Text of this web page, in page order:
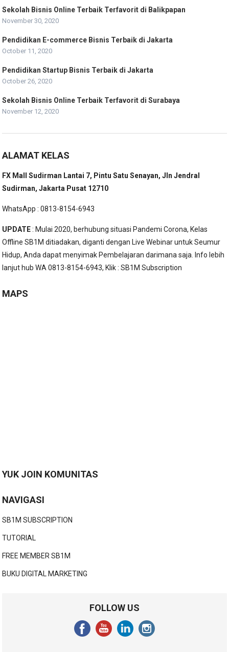
Sekolah Bisnis Online Terbaik Terfavorit di Balikpapan
November 30, 2020
Pendidikan E-commerce Bisnis Terbaik di Jakarta
October 11, 2020
Pendidikan Startup Bisnis Terbaik di Jakarta
October 26, 2020
Sekolah Bisnis Online Terbaik Terfavorit di Surabaya
November 12, 2020
ALAMAT KELAS
FX Mall Sudirman Lantai 7, Pintu Satu Senayan, Jln Jendral
Sudirman, Jakarta Pusat 12710
WhatsApp : 0813-8154-6943
UPDATE: Mulai 2020, berhubung situasi Pandemi Corona, Kelas
Offline SB1M ditiadakan, diganti dengan Live Webinar untuk Seumur
Hidup, Anda dapat menyimak Pembelajaran darimana saja. Info lebih
lanjut hub WA 0813-8154-6943, Klik :SB1M Subscription
MAPS
YUK JOIN KOMUNITAS
NAVIGASI
SB1M SUBSCRIPTION
TUTORIAL
FREE MEMBER SB1M
BUKU DIGITAL MARKETING
FOLLOW US